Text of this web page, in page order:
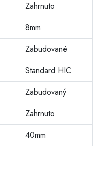
Zahrnuto
8mm
Zabudované
Standard HIC
Zabudovaný
Zahrnuto
40mm